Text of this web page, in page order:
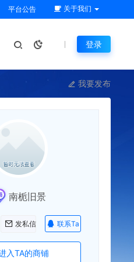
平台公告 关于我们
登录
我要发布
南栀旧景
发私信 联系Ta
入TA的商铺